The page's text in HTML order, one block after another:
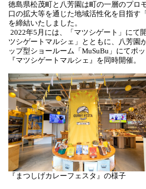
徳島県松茂町と八芳園は町の一層のプロ
口の拡大等を通じた地域活性化を目指す
を締結いたしました。
2022年5月には、「マツシゲート」にて
ツシゲートマルシェ」とともに、八芳園
ップ型ショールーム「MuSuBu」にてポ
『マツシゲートマルシェ』を同時開催。
『まつしげカレーフェスタ』の様子